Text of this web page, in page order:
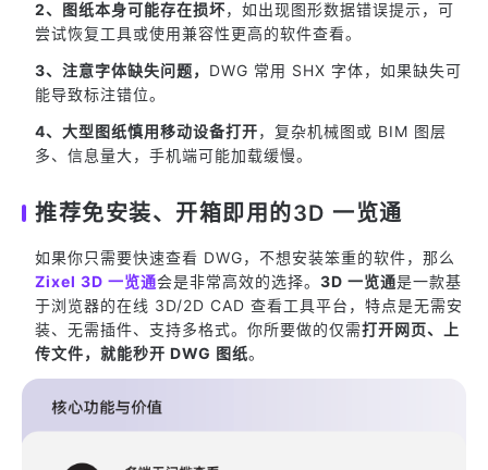
2、图纸本身可能存在损坏，如出现图形数据错误提示，可
尝试恢复工具或使用兼容性更高的软件查看。
3、注意字体缺失问题， DWG 常用 SHX 字体，如果缺失可
能导致标注错位。
4、大型图纸慎用移动设备打开，复杂机械图或 BIM 图层
多、信息量大，手机端可能加载缓慢。
推荐免安装、开箱即用的3D 一览通
如果你只需要快速查看 DWG，不想安装笨重的软件，那么
Zixel 3D 一览通会是非常高效的选择。 3D 一览通是一款基
于浏览器的在线 3D/2D CAD 查看工具平台，特点是无需安
装、无需插件、支持多格式。你所要做的仅需打开网页、上
传文件，就能秒开 DWG 图纸。